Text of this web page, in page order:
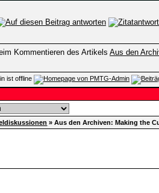
Kommentieren des Artikels Aus den
»Aus den Archiven: Making the